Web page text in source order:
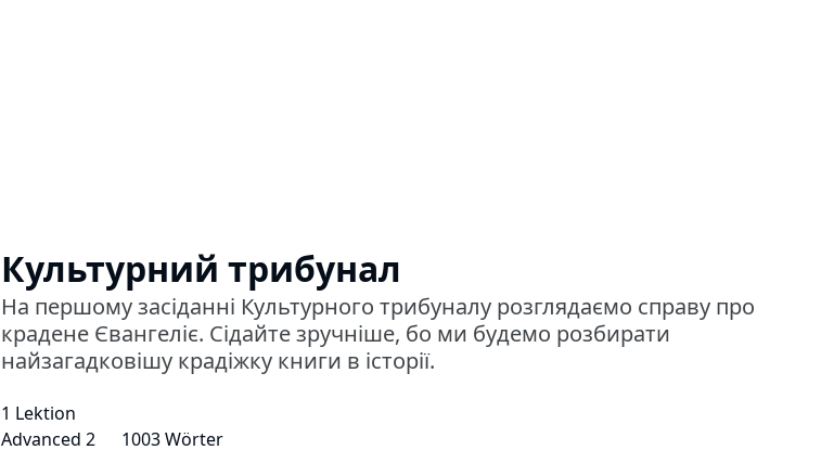
Культурний трибунал
На першому засіданні Культурного трибуналу розглядаємо справу про
крадене Євангеліє. Сідайте зручніше, бо ми будемо розбирати
найзагадковішу крадіжку книги в історії.
1 Lektion
Advanced 2
1003 Wörter